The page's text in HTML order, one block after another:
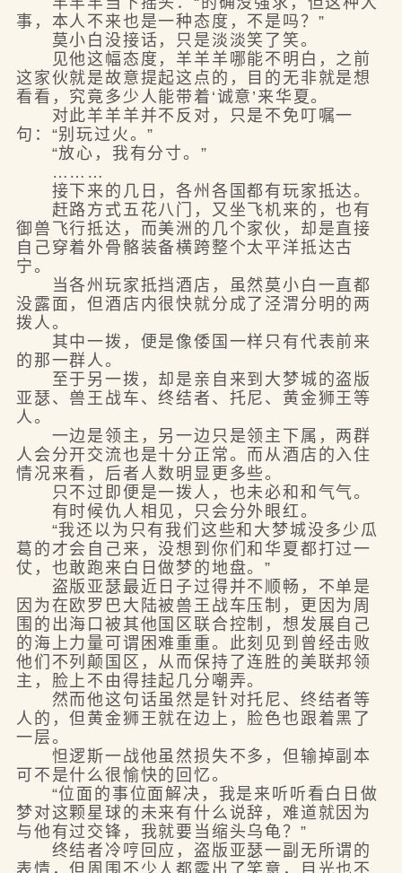
事，本人不来也是一种态度，不是吗？”
莫小白没接话，只是淡淡笑了笑。
见他这幅态度，羊羊羊哪能不明白，之前
这家伙就是故意提起这点的，目的无非就是想
看看，究竟多少人能带着‘诚意’来华夏。
对此羊羊羊并不反对，只是不免叮嘱一
句：“别玩过火。”
“放心，我有分寸。”
………
接下来的几日，各州各国都有玩家抵达。
赶路方式五花八门，又坐飞机来的，也有
御兽飞行抵达，而美洲的几个家伙，却是直接
自己穿着外骨骼装备横跨整个太平洋抵达古
宁。
当各州玩家抵挡酒店，虽然莫小白一直都
没露面，但酒店内很快就分成了泾渭分明的两
拨人。
其中一拨，便是像倭国一样只有代表前来
的那一群人。
至于另一拨，却是亲自来到大梦城的盗版
亚瑟、兽王战车、终结者、托尼、黄金狮王等
人。
一边是领主，另一边只是领主下属，两群
人会分开交流也是十分正常。而从酒店的入住
情况来看，后者人数明显更多些。
只不过即便是一拨人，也未必和和气气。
有时候仇人相见，只会分外眼红。
“我还以为只有我们这些和大梦城没多少瓜
葛的才会自己来，没想到你们和华夏都打过一
仗，也敢跑来白日做梦的地盘。”
盗版亚瑟最近日子过得并不顺畅，不单是
因为在欧罗巴大陆被兽王战车压制，更因为周
围的出海口被其他国区联合控制，想发展自己
的海上力量可谓困难重重。此刻见到曾经击败
他们不列颠国区，从而保持了连胜的美联邦领
主，脸上不由得挂起几分嘲弄。
然而他这句话虽然是针对托尼、终结者等
人的，但黄金狮王就在边上，脸色也跟着黑了
一层。
怛逻斯一战他虽然损失不多，但输掉副本
可不是什么很愉快的回忆。
“位面的事位面解决，我是来听听看白日做
梦对这颗星球的未来有什么说辞，难道就因为
与他有过交锋，我就要当缩头乌龟？”
终结者冷哼回应，盗版亚瑟一副无所谓的
表情，但周围不少人都露出了笑意，目光也不